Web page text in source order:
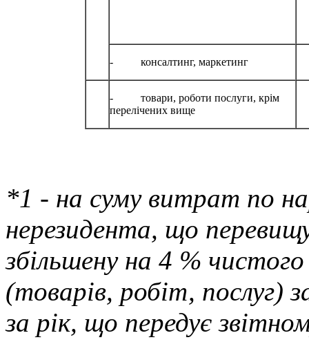
- консалтинг, маркетинг
- товари, роботи послуги, крім
перелічених вище
*1 - на суму витрат по
нерезидента, що
збільшену на 4 % чистого
(товарів, робіт, послуг)
за рік, що передує